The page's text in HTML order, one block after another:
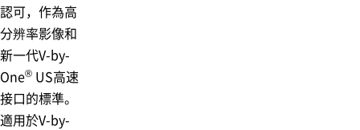
認可，作為高
分辨率影像和
新一代V-by-
One® US高速
接口的標準。
適用於V-by-